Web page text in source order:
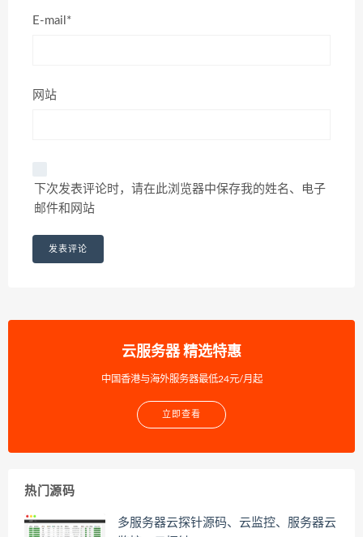
E-mail*
网站
下次发表评论时，请在此浏览器中保存我的姓名、电子
邮件和网站
云服务器 精选特惠
中国香港与海外服务器最低24元/月起
立即查看
热门源码
多服务器云探针源码、云监控、服务器云